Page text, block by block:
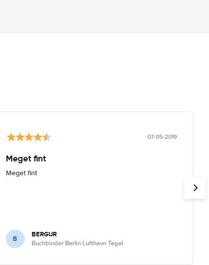
07-05-2019
Meget fint
Meget fint
B BERGUR
Buchbinder Berlin Lufthavn Tegel